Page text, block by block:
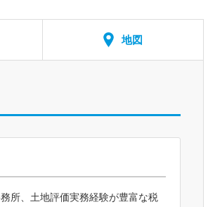
地図
所、土地評価実務経験が豊富な税